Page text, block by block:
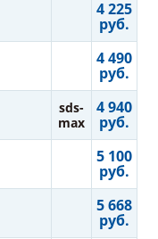
4 225
руб.
4 490
руб.
sds-
max
4 940
руб.
5 100
руб.
5 668
руб.